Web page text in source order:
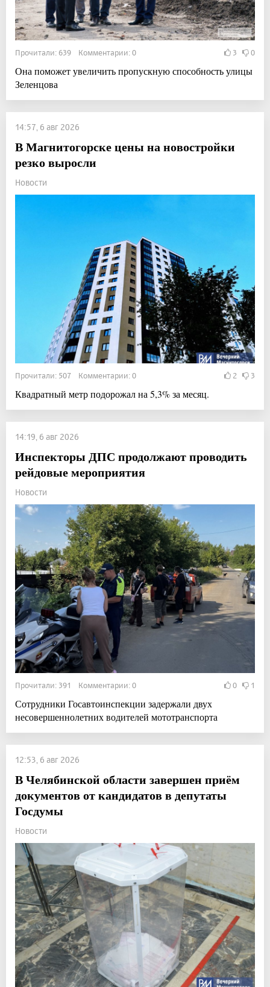
Прочитали: 639 Комментарии: 0 3 0
Она поможет увеличить пропускную способность улицы
Зеленцова
14:57, 6 авг 2026
В Магнитогорске цены на новостройки
резко выросли
Новости
Прочитали: 507 Комментарии: 0 2 3
Квадратный метр подорожал на 5,3% за месяц.
14:19, 6 авг 2026
Инспекторы ДПС продолжают проводить
рейдовые мероприятия
Новости
Прочитали: 391 Комментарии: 0 0 1
Сотрудники Госавтоинспекции задержали двух
несовершеннолетних водителей мототранспорта
12:53, 6 авг 2026
В Челябинской области завершен приём
документов от кандидатов в депутаты
Госдумы
Новости